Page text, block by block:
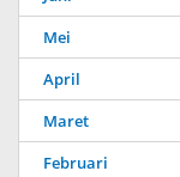
Mei
April
Maret
Februari